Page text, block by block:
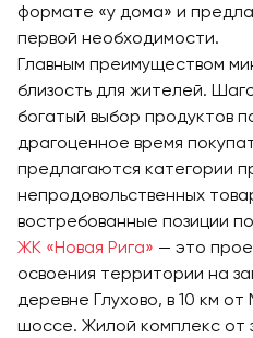
формате «у дома» и
первой необходимости.
Главным преимуществом
близость для жителей.
богатый выбор продуктов
драгоценное время
предлагаются категории
непродовольственных
востребованные позиции
ЖК «Новая Рига» — это
освоения территории на
деревне Глухово, в 10 км
шоссе. Жилой комплекс от